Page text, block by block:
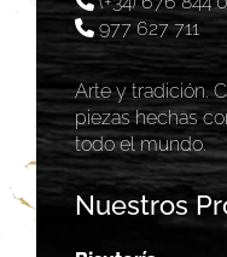
977 627 711
Arte y tradición.
piezas hechas
todo el mundo.
Nuestros